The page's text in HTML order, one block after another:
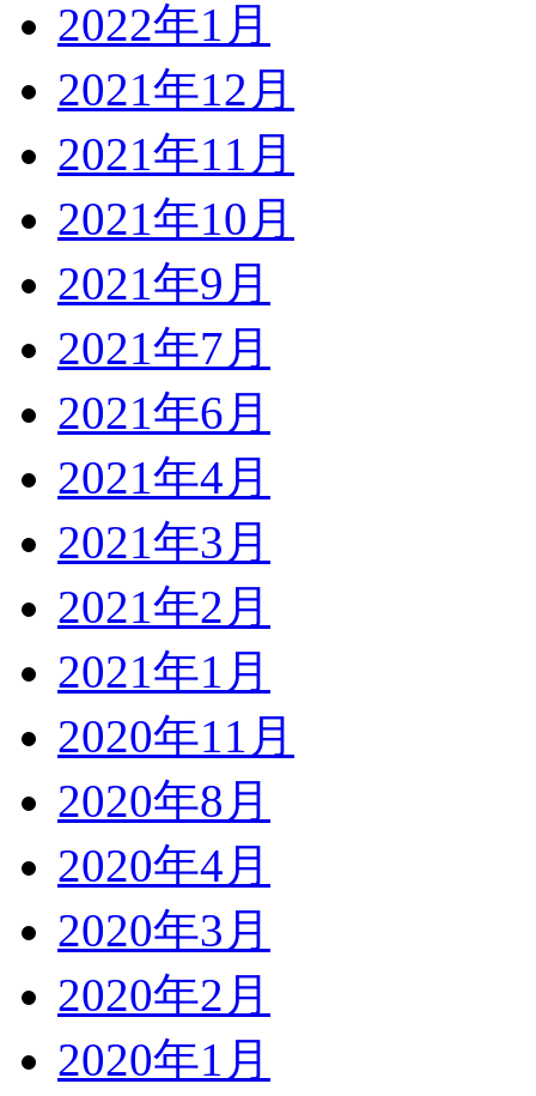
2022年1月
2021年12月
2021年11月
2021年10月
2021年9月
2021年7月
2021年6月
2021年4月
2021年3月
2021年2月
2021年1月
2020年11月
2020年8月
2020年4月
2020年3月
2020年2月
2020年1月